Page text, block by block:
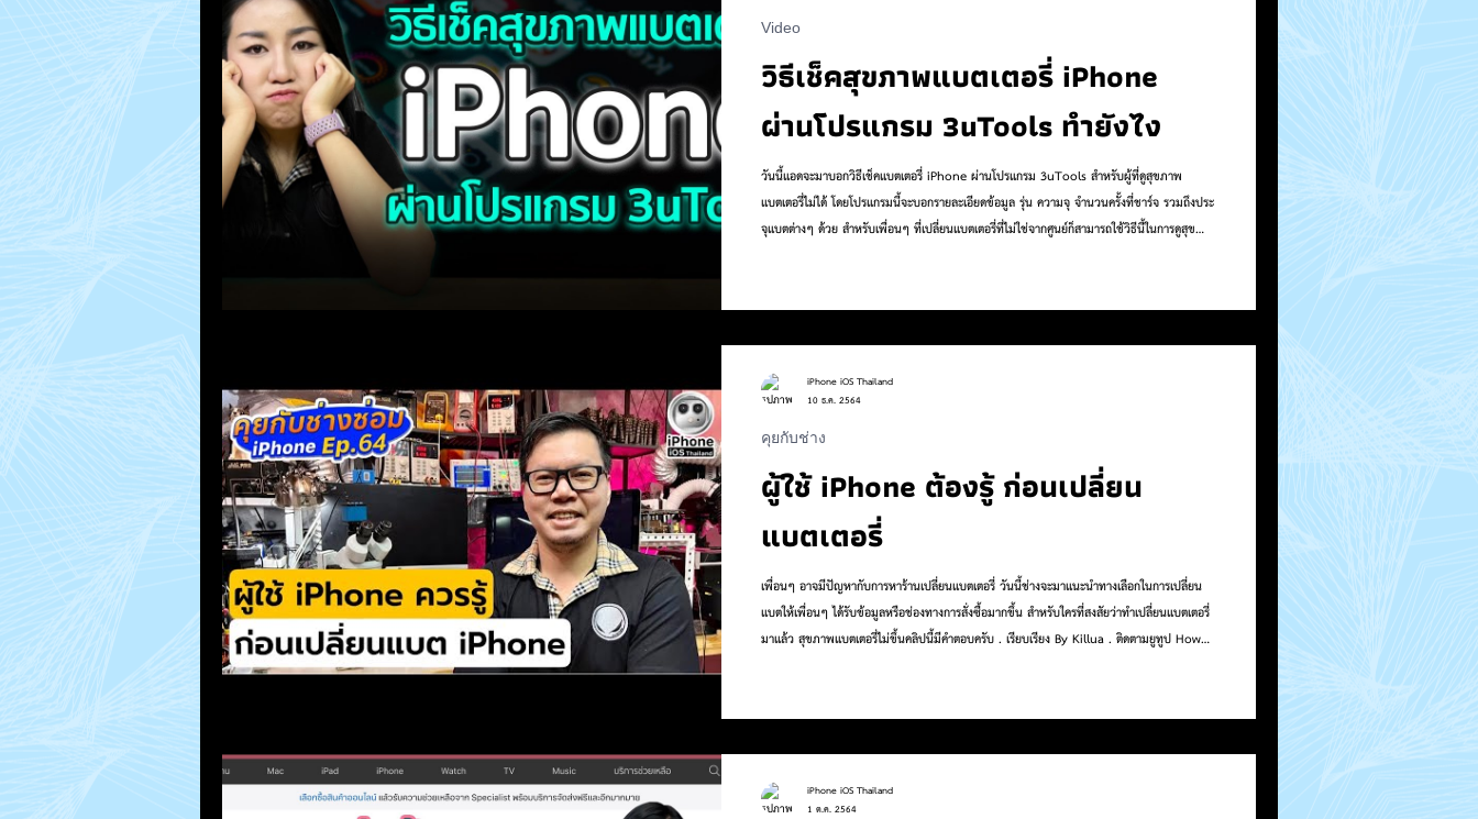
MacUp Studio Repair Jobs How to Work Life Pet
วิธีเช็คสุขภาพแบตเตอรี่ iPhone
ผ่านโปรแกรม 3uTools ทำยังไง
วันนี้แอดจะมาบอกวิธีเช็คแบตเตอรี่ iPhone ผ่านโปรแกรม 3uTools สำหรับผู้ที่ดูสุขภาพ
แบตเตอรี่ไม่ได้ โดยโปรแกรมนี้จะบอกรายละเอียดข้อมูล รุ่น ความจุ จำนวนครั้งที่ชาร์จ รวมถึงประ
จุแบตต่างๆ ด้วย สำหรับเพื่อนๆ ที่เปลี่ยนแบตเตอรี่ที่ไม่ใช่จากศูนย์ก็สามารถใช้วิธีนี้ในการดูสุข
https://vt.tiktok.com/ZSW9TPLg/ instagram
Video
ผู้ใช้ iPhone ต้องรู้ ก่อนเปลี่ยน
แบตเตอรี่
เพื่อนๆ อาจมีปัญหากับการหาร้านเปลี่ยนแบตเตอรี่ วันนี้ช่างจะมาแนะนำทางเลือกในการเปลี่ยน
แบตให้เพื่อนๆ ได้รับข้อมูลหรือช่องทางการสั่งซื้อมากขึ้น สำหรับใครที่สงสัยว่าทำเปลี่ยนแบตเตอรี่
มาแล้ว สุขภาพแบตเตอรี่ไม่ขึ้นคลิปนี้มีคำตอบครับ . เรียบเรียง By Killua . ติดตามยูทูป How
:https://www.instagram.com/iphoneiosth... . เว็บไซต์:
คุยกับช่าง
iPhone iOS Thailand
10 ธ.ค. 2564
iPhone iOS Thailand
1 ต.ค. 2564